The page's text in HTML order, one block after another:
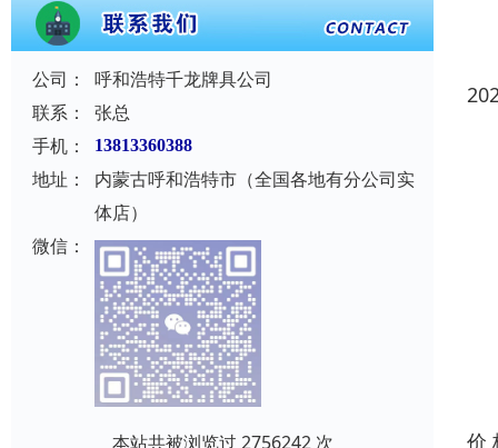
公司：
呼和浩特千龙牌具公司
联系：
张总
手机：
13813360388
地址：
内蒙古呼和浩特市（全国各地有分公司实
体店）
微信：
本站共被浏览过 2756242 次 价